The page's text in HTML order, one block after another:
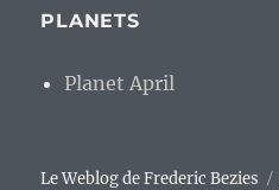
PLANETS
Planet April
Le Weblog de Frederic Bezies